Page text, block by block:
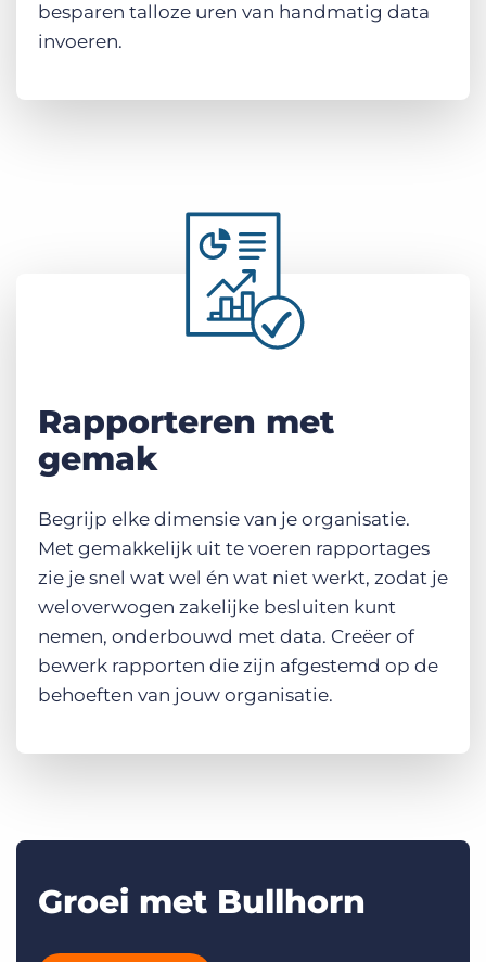
besparen talloze uren van handmatig data
invoeren.
Rapporteren met
gemak
Begrijp elke dimensie van je organisatie.
Met gemakkelijk uit te voeren rapportages
zie je snel wat wel én wat niet werkt, zodat je
weloverwogen zakelijke besluiten kunt
nemen, onderbouwd met data. Creëer of
bewerk rapporten die zijn afgestemd op de
behoeften van jouw organisatie.
Groei met Bullhorn